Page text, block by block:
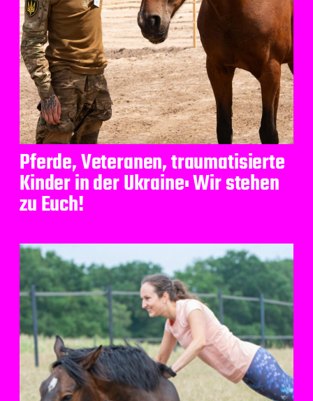
Pferde, Veteranen, traumatisierte
Kinder in der Ukraine: Wir stehen
zu Euch!